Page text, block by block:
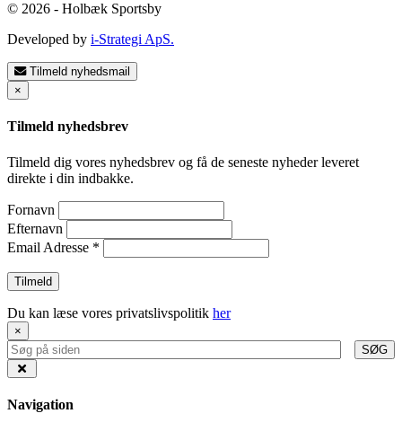
© 2026 - Holbæk Sportsby
Developed by i-Strategi ApS.
Tilmeld nyhedsmail
×
Tilmeld nyhedsbrev
Tilmeld dig vores nyhedsbrev og få de seneste nyheder leveret
direkte i din indbakke.
Fornavn
Efternavn
Email Adresse *
Du kan læse vores privatslivspolitik her
×
SØG
Navigation